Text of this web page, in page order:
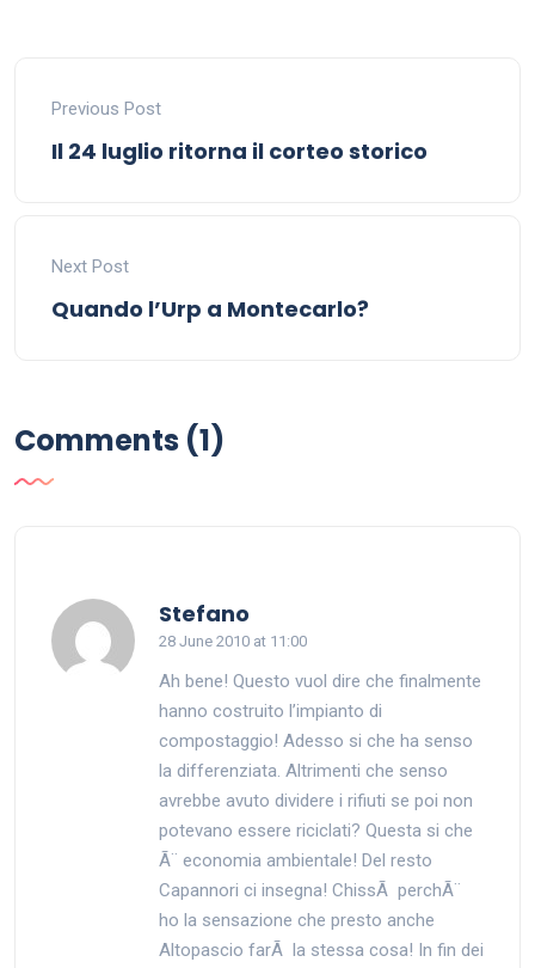
Previous Post
Il 24 luglio ritorna il corteo storico
Next Post
Quando l’Urp a Montecarlo?
Comments (1)
Stefano
28 June 2010 at 11:00
Ah bene! Questo vuol dire che finalmente
hanno costruito l’impianto di
compostaggio! Adesso si che ha senso
la differenziata. Altrimenti che senso
avrebbe avuto dividere i rifiuti se poi non
potevano essere riciclati? Questa si che
Ã¨ economia ambientale! Del resto
Capannori ci insegna! ChissÃ perchÃ¨
ho la sensazione che presto anche
Altopascio farÃ la stessa cosa! In fin dei